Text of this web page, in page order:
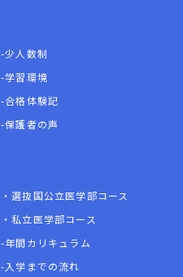
-少人数制
-学習環境
-合格体験記
-保護者の声
・選抜国公立医学部コース
・私立医学部コース
-年間カリキュラム
-入学までの流れ